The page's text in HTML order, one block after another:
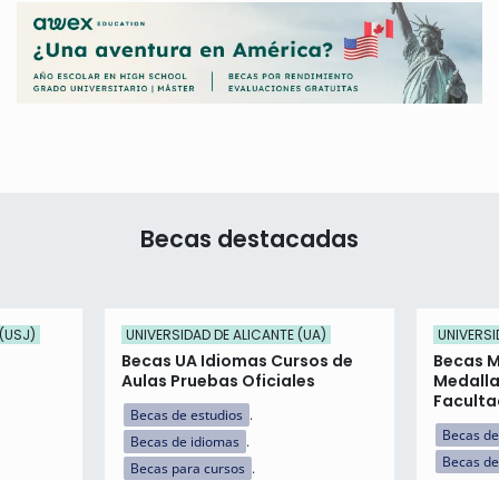
Becas destacadas
UNIVERSIDAD DE ALICANTE (UA)
Becas UA Idiomas Cursos de
Aulas Pruebas Oficiales
Becas de estudios
Becas de idiomas
Becas para cursos
Becas
Becas
Becas